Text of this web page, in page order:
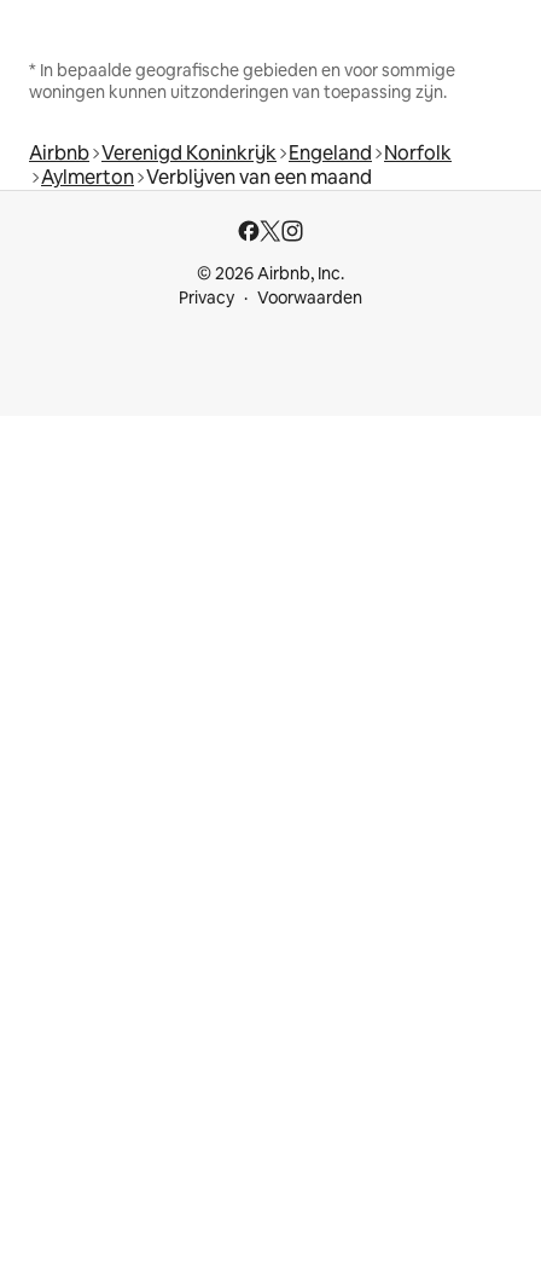
* In bepaalde geografische gebieden en voor sommige
woningen kunnen uitzonderingen van toepassing zijn.
Airbnb Verenigd Koninkrijk Engeland Norfolk
Aylmerton Verblijven van een maand
© 2026 Airbnb, Inc.
Privacy
Voorwaarden